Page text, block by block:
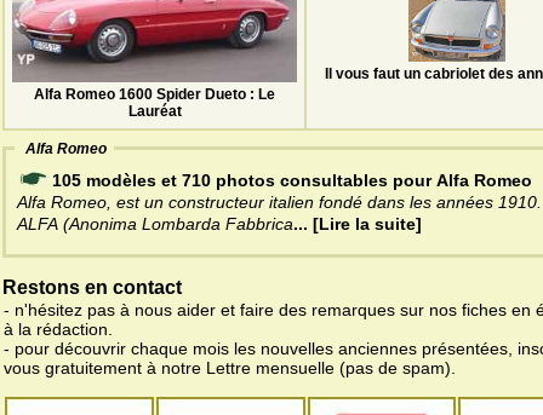
Alfa Romeo 1600 Spider Dueto : Le
Lauréat
Il vous faut un cabriolet des
Alfa Romeo
105 modèles et 710 photos consultables pour Alfa Romeo
Alfa Romeo, est un constructeur italien fondé dans les années 1910.
ALFA (Anonima Lombarda Fabbrica... [Lire la suite]
Restons en contact
- n'hésitez pas à nous aider et faire des remarques sur nos fiches en
à la rédaction.
- pour découvrir chaque mois les nouvelles anciennes présentées,
vous gratuitement à notre Lettre mensuelle (pas de spam).